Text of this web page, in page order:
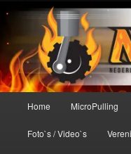
primaire
inhoud
Organisatie
De meest krachtige
Home MicroPulling
Foto`s / Video`s